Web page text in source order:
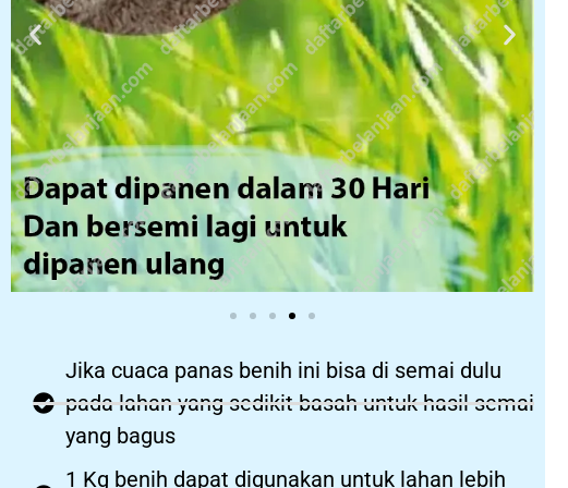
Jika cuaca panas benih ini bisa di semai dulu
pada lahan yang sedikit basah untuk hasil semai
yang bagus
1 Kg benih dapat digunakan untuk lahan lebih